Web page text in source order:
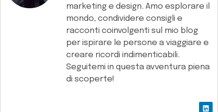
marketing e design. Amo esplorare il
mondo, condividere consigli e
racconti coinvolgenti sul mio blog
per ispirare le persone a viaggiare e
creare ricordi indimenticabili.
Seguitemi in questa avventura piena
di scoperte!